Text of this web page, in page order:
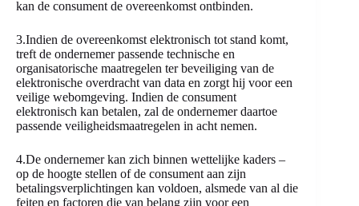
kan de consument de overeenkomst ontbinden.
3.Indien de overeenkomst elektronisch tot stand komt,
treft de ondernemer passende technische en
organisatorische maatregelen ter beveiliging van de
elektronische overdracht van data en zorgt hij voor een
veilige webomgeving. Indien de consument
elektronisch kan betalen, zal de ondernemer daartoe
passende veiligheidsmaatregelen in acht nemen.
4.De ondernemer kan zich binnen wettelijke kaders –
op de hoogte stellen of de consument aan zijn
betalingsverplichtingen kan voldoen, alsmede van al die
feiten en factoren die van belang zijn voor een